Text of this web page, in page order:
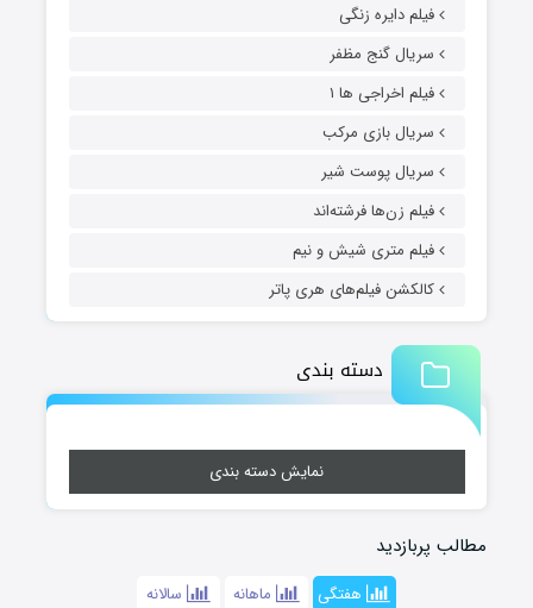
فیلم دایره زنگی
سریال گنج مظفر
فیلم اخراجی ها ۱
سریال بازی مرکب
سریال پوست شیر
فیلم زن‌ها فرشته‌اند
فیلم متری شیش و نیم
کالکشن فیلم‌های هری پاتر
دسته بندی
نمایش دسته بندی
مطالب پربازدید
هفتگی ماهانه سالانه